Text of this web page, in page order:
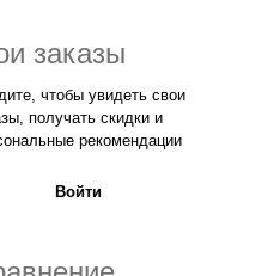
заказы
чтобы увидеть свои
получать скидки и
рекомендации
Войти